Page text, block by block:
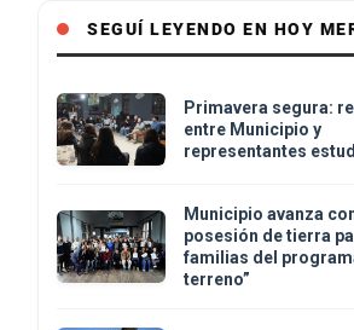
SEGUÍ LEYENDO EN HOY
Primavera segura:
entre Municipio y
representantes
Municipio avanza
posesión de tierra
familias del
terreno”